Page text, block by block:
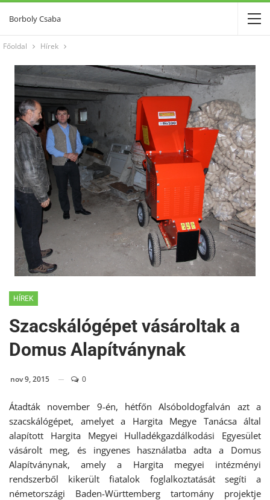
Borboly Csaba
Főoldal Hírek
HÍREK
Szacskálógépet vásároltak a
Domus Alapítványnak
nov 9, 2015 0
Átadták november 9-én, hétfőn Alsóboldogfalván azt a
szacskálógépet, amelyet a Hargita Megye Tanácsa által
alapított Hargita Megyei Hulladékgazdálkodási Egyesület
vásárolt meg, és ingyenes használatba adta a Domus
Alapítványnak, amely a Hargita megyei intézményi
rendszerből kikerült fiatalok foglalkoztatását segíti a
németországi Baden-Württemberg tartomány projektje